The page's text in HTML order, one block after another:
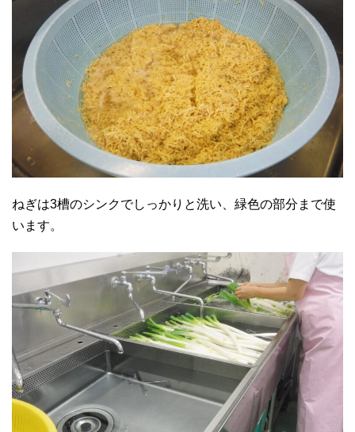
ねぎは3槽のシンクでしっかりと洗い、緑色の部分まで使
います。